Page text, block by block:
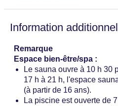
Centre de beauté et de
les jours de 8 h à 21 h,
Biomaris, soins de beauté
pédicure
Information
Remarque
Espace bien-être/spa :
Le sauna ouvre à 10 h 30
17 h à 21 h, l'espace
(à partir de 16 ans).
La piscine est ouverte de